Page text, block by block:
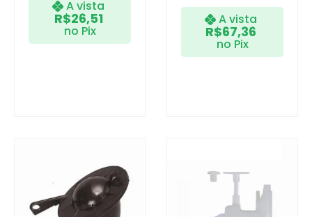
A vista
R$26,51
no Pix
A vista
R$67,36
no Pix